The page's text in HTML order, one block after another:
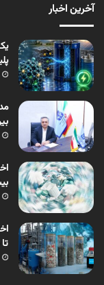
آخرین اخبار
تا سال